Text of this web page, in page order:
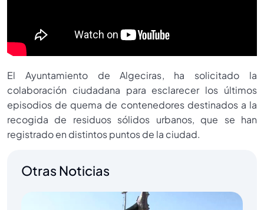
El Ayuntamiento de Algeciras, ha solicitado la
colaboración ciudadana para esclarecer los últimos
episodios de quema de contenedores destinados a la
recogida de residuos sólidos urbanos, que se han
registrado en distintos puntos de la ciudad.
Otras Noticias